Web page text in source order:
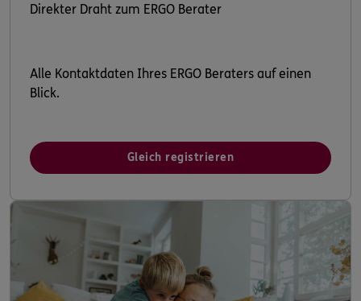
Direkter Draht zum ERGO Berater
Alle Kontaktdaten Ihres ERGO Beraters auf einen
Blick.
Gleich registrieren